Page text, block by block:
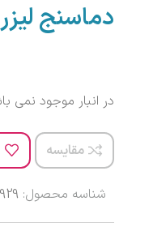
دماسنج
در انبار موجود نمی
مقایسه
شناسه محصول: